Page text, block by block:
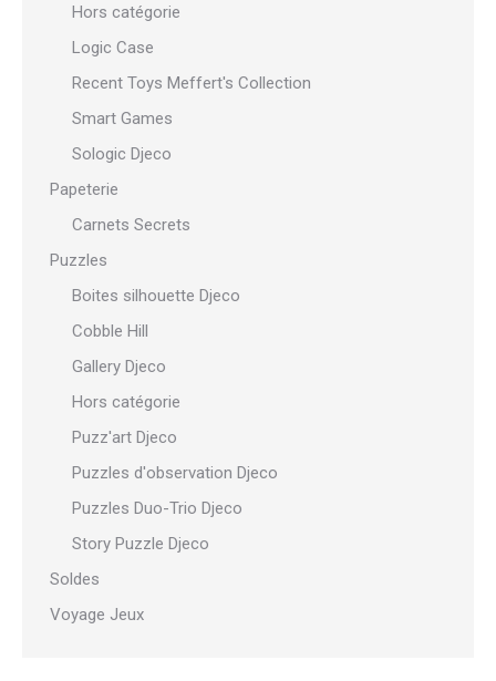
Hors catégorie
Logic Case
Recent Toys Meffert's Collection
Smart Games
Sologic Djeco
Papeterie
Carnets Secrets
Puzzles
Boites silhouette Djeco
Cobble Hill
Gallery Djeco
Hors catégorie
Puzz'art Djeco
Puzzles d'observation Djeco
Puzzles Duo-Trio Djeco
Story Puzzle Djeco
Soldes
Voyage Jeux